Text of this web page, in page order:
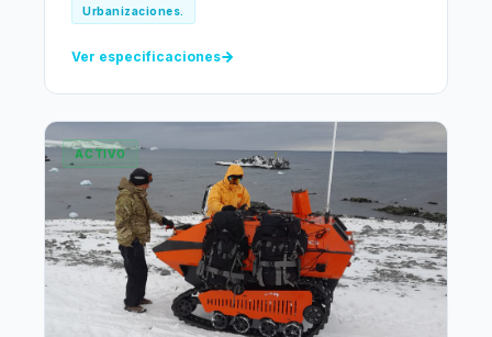
Urbanizaciones.
Ver especificaciones
ACTIVO